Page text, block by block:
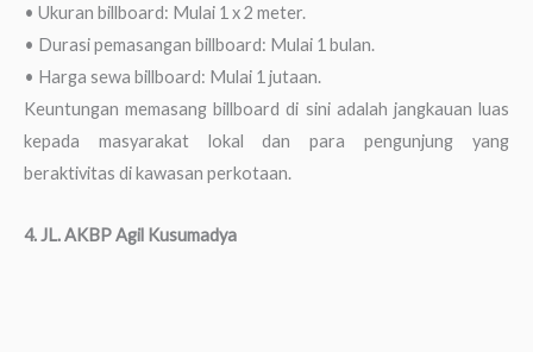
• Ukuran billboard: Mulai 1 x 2 meter.
• Durasi pemasangan billboard: Mulai 1 bulan.
• Harga sewa billboard: Mulai 1 jutaan.
Keuntungan memasang billboard di sini adalah jangkauan luas
kepada masyarakat lokal dan para pengunjung yang
beraktivitas di kawasan perkotaan.
4. JL. AKBP Agil Kusumadya